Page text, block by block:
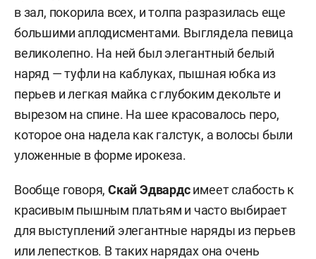
в зал, покорила всех, и толпа разразилась еще
большими аплодисментами. Выглядела певица
великолепно. На ней был элегантный белый
наряд — туфли на каблуках, пышная юбка из
перьев и легкая майка с глубоким декольте и
вырезом на спине. На шее красовалось перо,
которое она надела как галстук, а волосы были
уложенные в форме ирокеза.
Вообще говоря, Скай Эдвардсимеет слабость к
красивым пышным платьям и часто выбирает
для выступлений элегантные наряды из перьев
или лепестков. В таких нарядах она очень